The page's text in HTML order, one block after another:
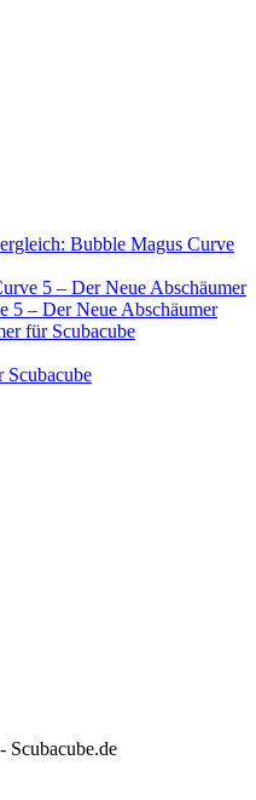
Bubble Magus Curve
5 – Der Neue Abschäumer
5 – Der Neue Abschäumer
für Scubacube
Scubacube
Scubacube.de